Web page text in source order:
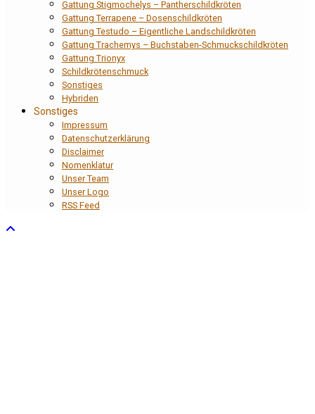
Gattung Stigmochelys – Pantherschildkröten
Gattung Terrapene – Dosenschildkröten
Gattung Testudo – Eigentliche Landschildkröten
Gattung Trachemys – Buchstaben-Schmuckschildkröten
Gattung Trionyx
Schildkrötenschmuck
Sonstiges
Hybriden
Sonstiges
Impressum
Datenschutzerklärung
Disclaimer
Nomenklatur
Unser Team
Unser Logo
RSS Feed